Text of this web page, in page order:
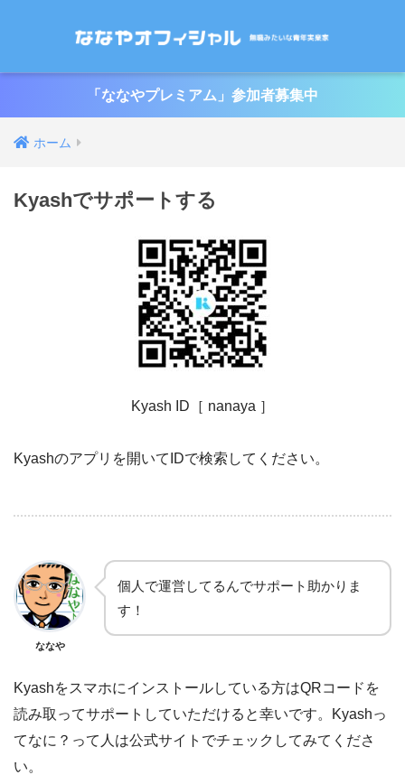
「ななやプレミアム」参加者募集中
ホーム
Kyashでサポートする
Kyash ID［ nanaya ］
Kyashのアプリを開いてIDで検索してください。
ななや
個人で運営してるんでサポート助かりま
す！
Kyashをスマホにインストールしている方はQRコードを
読み取ってサポートしていただけると幸いです。Kyashっ
てなに？って人は公式サイトでチェックしてみてくださ
い。